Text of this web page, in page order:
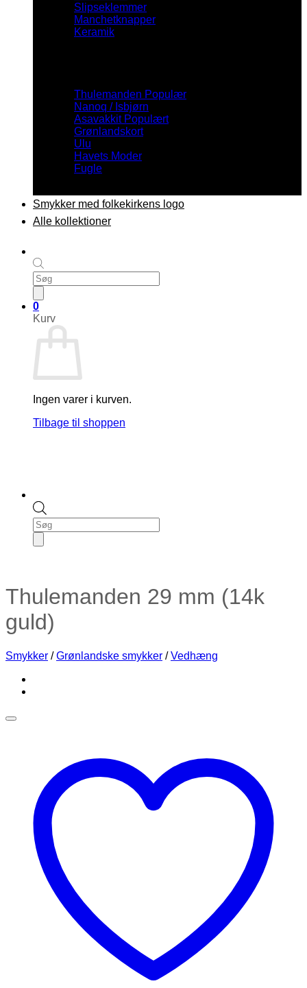
Products
search
0
Kurv
Ingen varer i kurven.
Tilbage til shoppen
Slipseklemmer
Manchetknapper
Keramik
Thulemanden
Nanoq / Isbjørn
Asavakkit
Grønlandskort
Ulu
Havets Moder
Fugle
Smykker med folkekirkens logo
Alle kollektioner
Products
search
Thulemanden 29 mm (14k
guld)
Smykker / Grønlandske smykker / Vedhæng